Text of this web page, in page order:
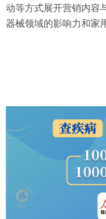
动等方式展开营销内容
器械领域的影响力和家